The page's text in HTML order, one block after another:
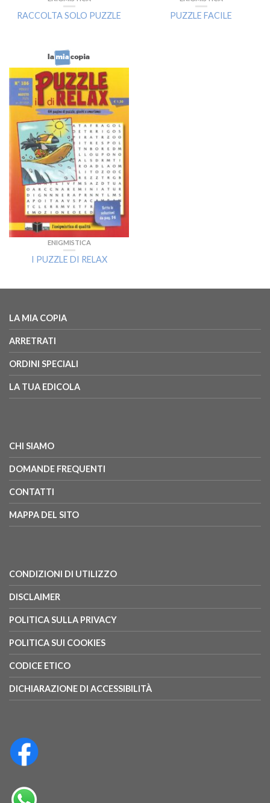
RACCOLTA SOLO PUZZLE PUZZLE FACILE
ENIGMISTICA
I PUZZLE DI RELAX
LA MIA COPIA
ARRETRATI
ORDINI SPECIALI
LA TUA EDICOLA
CHI SIAMO
DOMANDE FREQUENTI
CONTATTI
MAPPA DEL SITO
CONDIZIONI DI UTILIZZO
DISCLAIMER
POLITICA SULLA PRIVACY
POLITICA SUI COOKIES
CODICE ETICO
DICHIARAZIONE DI ACCESSIBILITÀ